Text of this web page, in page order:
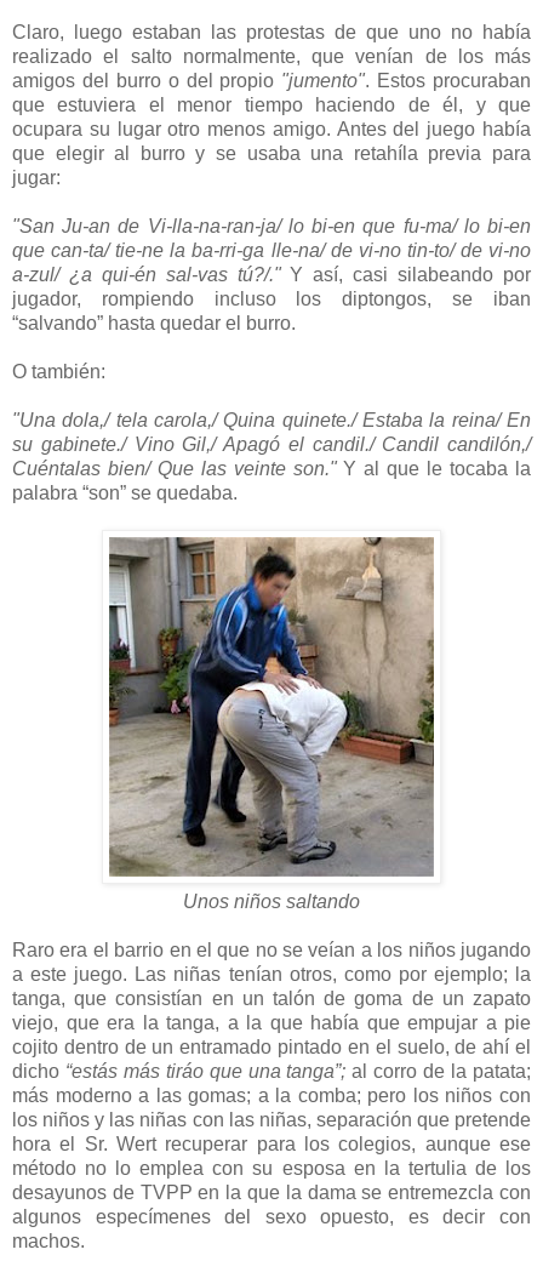
Claro, luego estaban las protestas de que uno no había
realizado el salto normalmente, que venían de los más
amigos del burro o del propio "jumento". Estos procuraban
que estuviera el menor tiempo haciendo de él, y que
ocupara su lugar otro menos amigo. Antes del juego había
que elegir al burro y se usaba una retahíla previa para
jugar:
"San Ju-an de Vi-lla-na-ran-ja/ lo bi-en que fu-ma/ lo bi-en
que can-ta/ tie-ne la ba-rri-ga lle-na/ de vi-no tin-to/ de vi-no
a-zul/ ¿a qui-én sal-vas tú?/."Y así, casi silabeando por
jugador, rompiendo incluso los diptongos, se iban
“salvando” hasta quedar el burro.
O también:
"Una dola,/ tela carola,/ Quina quinete./ Estaba la reina/ En
su gabinete./ Vino Gil,/ Apagó el candil./ Candil candilón,/
Cuéntalas bien/ Que las veinte son."Y al que le tocaba la
palabra “son” se quedaba.
Unos niños saltando
Raro era el barrio en el que no se veían a los niños jugando
a este juego. Las niñas tenían otros, como por ejemplo; la
tanga, que consistían en un talón de goma de un zapato
viejo, que era la tanga, a la que había que empujar a pie
cojito dentro de un entramado pintado en el suelo, de ahí el
dicho “estás más tiráo que una tanga”; al corro de la patata;
más moderno a las gomas; a la comba; pero los niños con
los niños y las niñas con las niñas, separación que pretende
hora el Sr. Wert recuperar para los colegios, aunque ese
método no lo emplea con su esposa en la tertulia de los
desayunos de TVPP en la que la dama se entremezcla con
algunos especímenes del sexo opuesto, es decir con
machos.